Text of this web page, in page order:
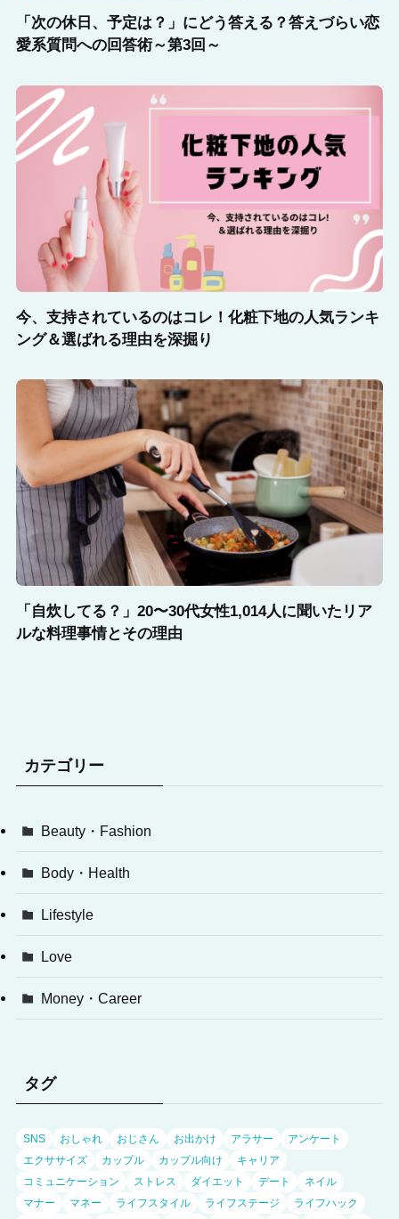
「次の休日、予定は？」にどう答える？答えづらい恋
愛系質問への回答術～第3回～
今、支持されているのはコレ！化粧下地の人気ランキ
ング＆選ばれる理由を深掘り
「自炊してる？」20〜30代女性1,014人に聞いたリア
ルな料理事情とその理由
カテゴリー
Beauty・Fashion
Body・Health
Lifestyle
Love
Money・Career
タグ
SNS おしゃれ おじさん お出かけ アラサー
アンケート
エクササイズ
カップル カップル向け
キャリア
コミュニケーション
ストレス ダイエット デート
ネイル
マナー
マネー ライフスタイル ライフステージ
ライフハック